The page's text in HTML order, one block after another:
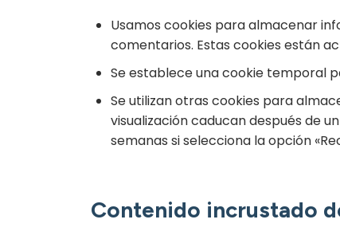
Usamos cookies para almacenar
comentarios. Estas cookies están
Se establece una cookie temporal
Se utilizan otras cookies para
visualización caducan después de
semanas si selecciona la opción
Contenido incrustado